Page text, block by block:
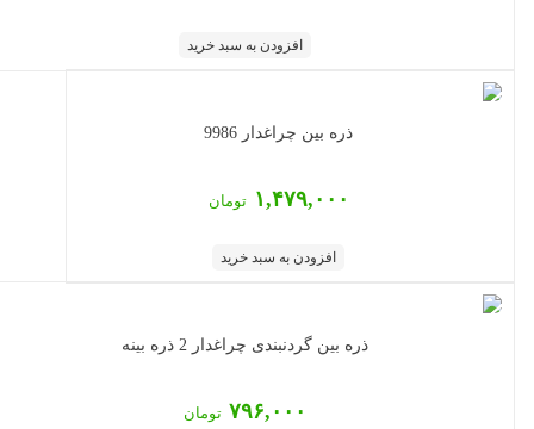
افزودن به سبد خرید
ذره بین چراغدار 9986
۱,۴۷۹,۰۰۰تومان
افزودن به سبد خرید
ذره بین گردنبندی چراغدار 2 ذره بینه
۷۹۶,۰۰۰تومان